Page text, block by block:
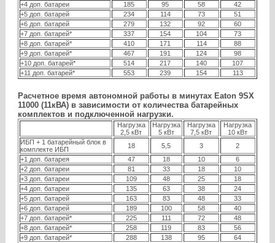
+4 доп. батареи
185 95 58
42
+5 доп. батарей
234 114 73
51
+6 доп. батарей
279 132 92
60
+7 доп. батарей*
337 154 104
73
+8 доп. батарей*
410 171 114
88
+9 доп. батарей*
467 191 124
98
+10 доп. батарей*
514 217 140
107
+11 доп. батарей*
553 239 154 113
Расчетное время автономной работы в минутах Eaton 9SX
11000 (11кВА) в зависимости от количества батарейных
комплектов и подключенной нагрузки.
Нагрузка
2,5 кВт
Нагрузка
5 кВт
Нагрузка
7,5 кВт
Нагрузка
10 кВт
ИБП + 1 батарейный блок в
комплекте ИБП
18 5,5 3
2
+1 доп. батарея
47 18 10
6
+2 доп. батареи
81 33 18
10
+3 доп. батареи
109 48 25
18
+4 доп. батареи
135 63 38
24
+5 доп. батарей
163 83 48
33
+6 доп. батарей
189 100 58
40
+7 доп. батарей*
225 111 72
48
+8 доп. батарей*
258 119 83
56
+9 доп. батарей*
288 138 95
64